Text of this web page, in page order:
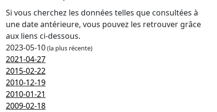
Si vous cherchez les données telles que consultées à
une date antérieure, vous pouvez les retrouver grâce
aux liens ci-dessous.
2023-05-10(la plus récente)
2021-04-27
2015-02-22
2010-12-19
2010-01-21
2009-02-18